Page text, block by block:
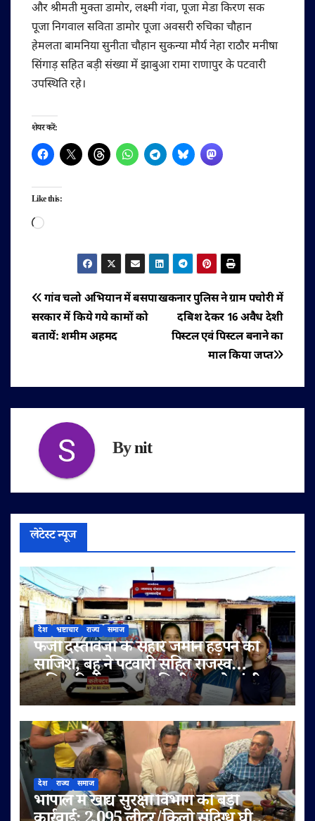
और श्रीमती मुक्ता डामोर, लक्ष्मी गंवा, पूजा मेडा किरण सक
पूजा निगवाल सविता डामोर पूजा अवसरी रुचिका चौहान
हेमलता बामनिया सुनीता चौहान सुकन्या मौर्य नेहा राठौर मनीषा
सिंगाड़ सहित बड़ी संख्या में झाबुआ रामा राणापुर के पटवारी
उपस्थिति रहे।
शेयर करें:
Like this:
Loading…
पोस्ट
नेविगेशन
खकनार पुलिस ने ग्राम पचोरी में
दबिश देकर 16 अवैध देशी
पिस्टल एवं पिस्टल बनाने का
माल किया जप्त
गांव चलो अभियान में बसपा
सरकार में किये गये कामों को
बतायें: शमीम अहमद
Bynit
लेटेस्ट न्यूज
देश भ्रष्टाचार राज्य समाज
फर्जी दस्तावेजों के सहारे जमीन हड़पने की
साजिश, बहू ने पटवारी सहित राजस्व
अधिकारियों पर लगाए मिलीभगत के गंभीर
आरोप
देश राज्य समाज
भोपाल में खाद्य सुरक्षा विभाग की बड़ी